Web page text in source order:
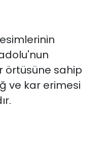
örtüsüne sahip
ve kar erimesi